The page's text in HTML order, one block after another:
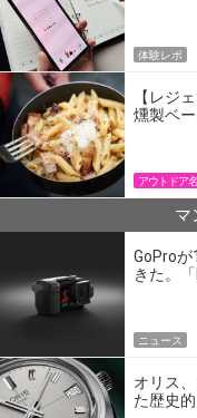
体験レポ
【レジ
燻製ベ
アウトドア
マ
GoPro
きた。
ニュース
オリス
た歴史